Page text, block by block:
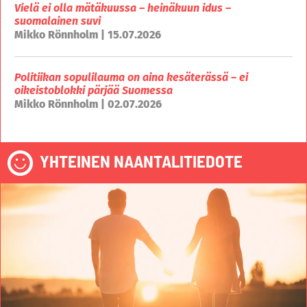
Vielä ei olla mätäkuussa – heinäkuun idus –
suomalainen suvi
Mikko Rönnholm | 15.07.2026
Politiikan sopulilauma on aina kesäterässä – ei
oikeistoblokki pärjää Suomessa
Mikko Rönnholm | 02.07.2026
YHTEINEN NAANTALITIEDOTE